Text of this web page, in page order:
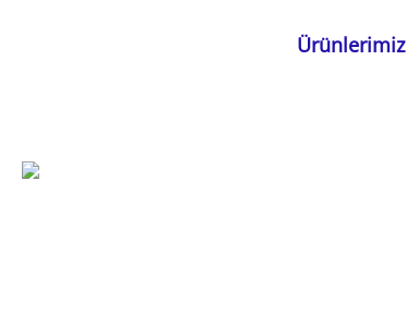
Ürünlerimiz